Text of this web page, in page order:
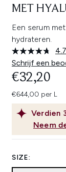
MET
Een serum
hydrateren.
4.7
Schrijf een
Verdien
Neem
€32,20
€644,00 per L
SIZE: